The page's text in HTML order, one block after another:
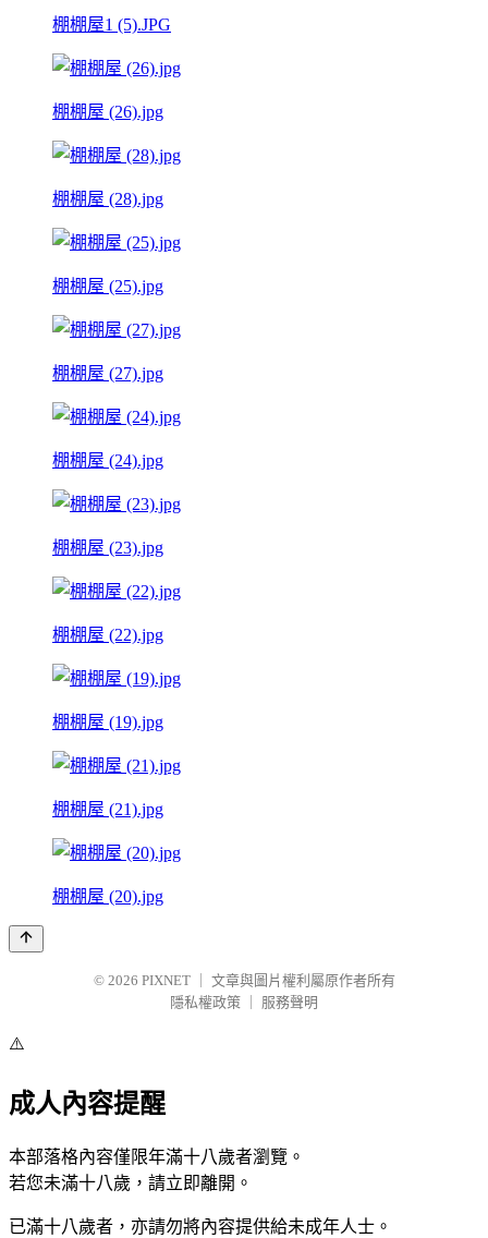
棚棚屋1 (5).JPG
棚棚屋 (26).jpg
棚棚屋 (28).jpg
棚棚屋 (25).jpg
棚棚屋 (27).jpg
棚棚屋 (24).jpg
棚棚屋 (23).jpg
棚棚屋 (22).jpg
棚棚屋 (19).jpg
棚棚屋 (21).jpg
棚棚屋 (20).jpg
© 2026 PIXNET
文章與圖片權利屬原作者所有
隱私權政策
服務聲明
⚠️
成人內容提醒
本部落格內容僅限年滿十八歲者瀏覽。
若您未滿十八歲，請立即離開。
已滿十八歲者，亦請勿將內容提供給未成年人士。